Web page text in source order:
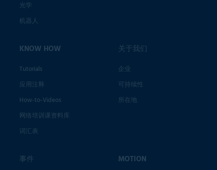
光学
机器人
KNOW HOW
Tutorials
应用注释
How-to-Videos
网络培训课资料库
词汇表
关于我们
企业
可持续性
所在地
事件 MOTION